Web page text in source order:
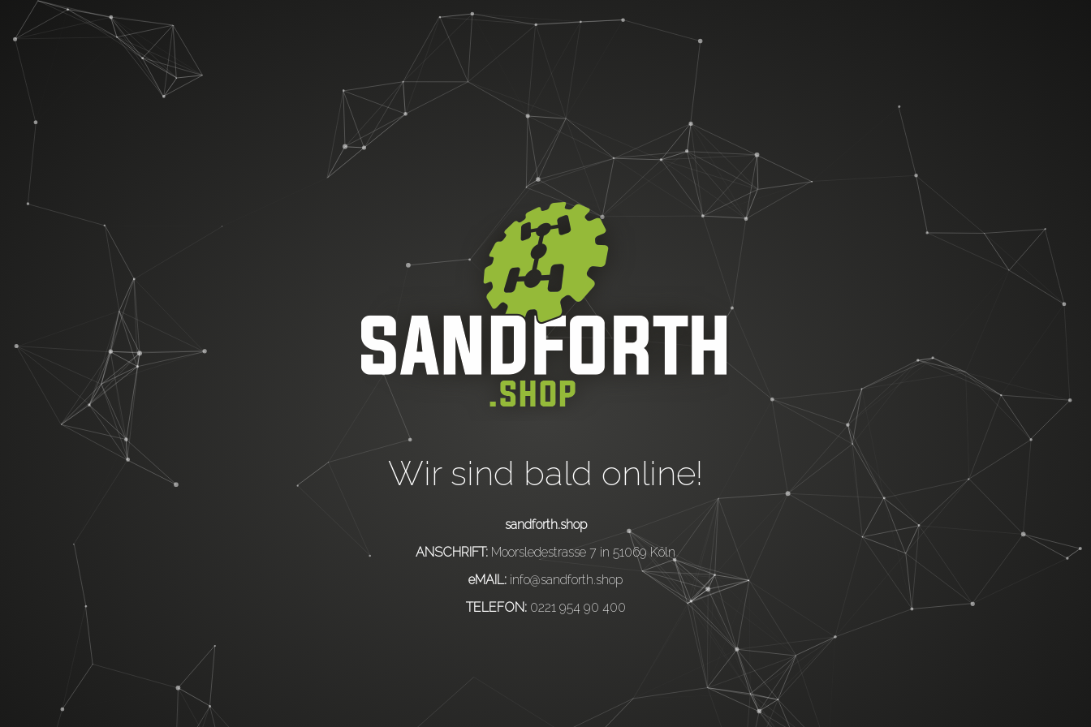
Wir sind bald online!
sandforth.shop
ANSCHRIFT: Moorsledestrasse 7 in 51069 Köln
eMAIL: info@sandforth.shop
TELEFON: 0221 954 90 400